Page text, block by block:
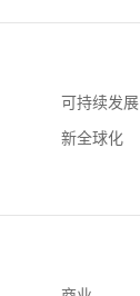
可持续发展
新全球化